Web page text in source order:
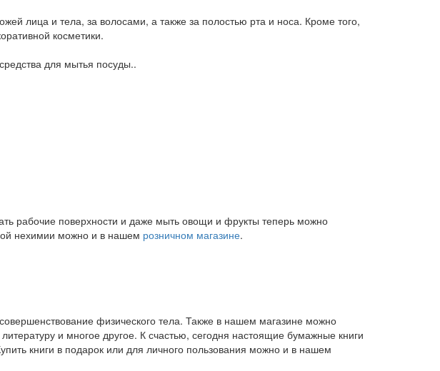
лица и тела, за волосами, а также за полостью рта и носа. Кроме того,
косметики.
для мытья посуды..
рабочие поверхности и даже мыть овощи и фрукты теперь можно
нехимии можно и в нашем розничном магазине.
физического тела. Также в нашем магазине можно
и многое другое. К счастью, сегодня настоящие бумажные книги
книги в подарок или для личного пользования можно и в нашем